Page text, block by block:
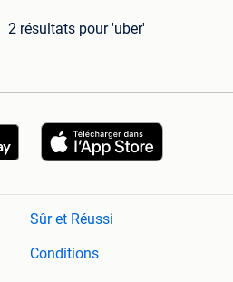
2 résultats pour 'uber'
Sûr et Réussi
Conditions